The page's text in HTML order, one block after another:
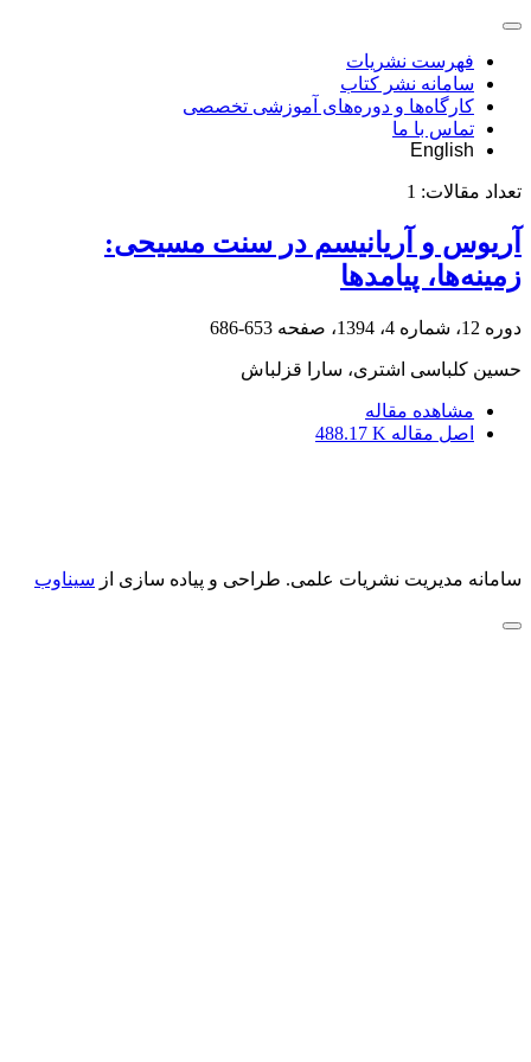
فهرست نشریات
سامانه نشر کتاب
کارگاه‌ها و دوره‌های آموزشی تخصصی
تماس با ما
English
تعداد مقالات: 1
آریوس و آریانیسم در سنت مسیحی:
زمینه‌ها، پیامدها
دوره 12، شماره 4، 1394، صفحه 653-686
حسین کلباسی اشتری، سارا قزلباش
مشاهده مقاله
اصل مقاله 488.17 K
سامانه مدیریت نشریات علمی. طراحی و پیاده سازی از سیناوب